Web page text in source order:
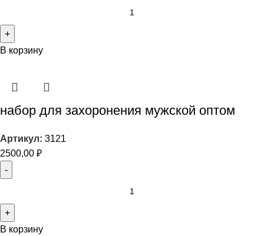
В корзину
набор для захоронения мужской оптом
Артикул: 3121
2500,00 ₽
В корзину